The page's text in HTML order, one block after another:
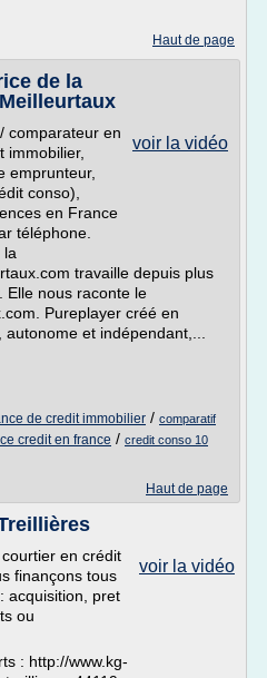
Haut de page
de la
voir la vidéo
comparateur en
immobilier,
emprunteur,
conso),
en France
téléphone.
la
travaille depuis plus
Elle nous raconte le
Pureplayer créé en
et indépendant,...
de credit immobilier / comparatif
credit en france / credit conso 10
Haut de page
voir la vidéo
en crédit
finançons tous
acquisition, pret
ou
: http://www.kg-